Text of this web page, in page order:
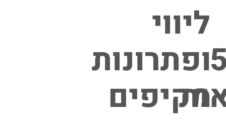
ליווי
ופתרונות
מקיפים